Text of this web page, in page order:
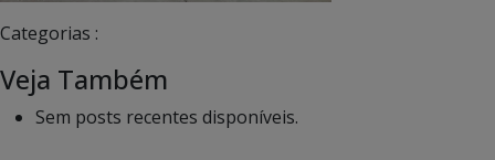
Categorias :
Veja Também
Sem posts recentes disponíveis.